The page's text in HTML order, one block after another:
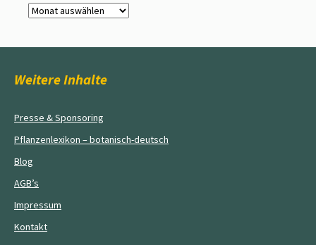
Archiv
Weitere Inhalte
Presse & Sponsoring
Pflanzenlexikon – botanisch-deutsch
Blog
AGB’s
Impressum
Kontakt